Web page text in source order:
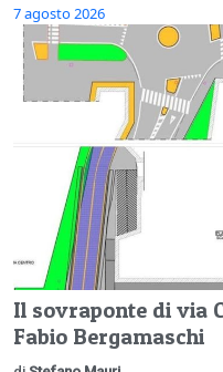
7 agosto 2026
Il sovraponte di via
Fabio Bergamaschi